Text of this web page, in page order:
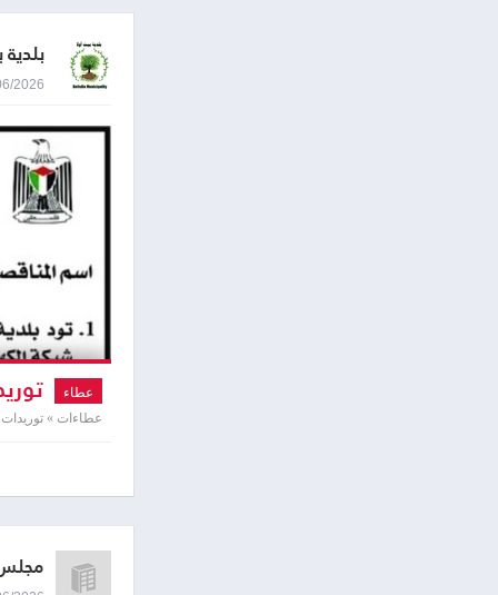
24/06/2026
عطاء
عطاءات » توريدات
مجلس